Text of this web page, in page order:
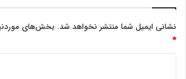
نشانی ایمیل شما منتشر نخواهد شد. بخش‌های
*